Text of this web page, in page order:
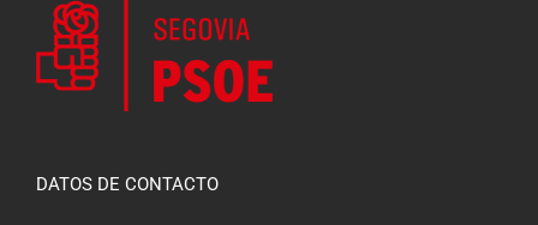
DATOS DE CONTACTO